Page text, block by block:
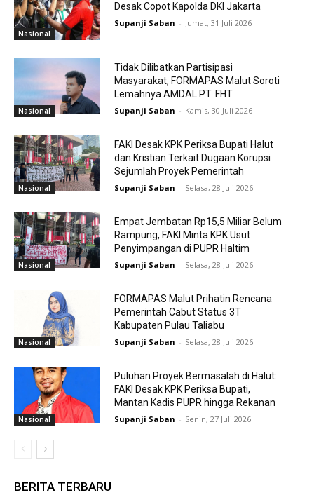
Nasional
Desak Copot Kapolda DKI Jakarta
Supanji Saban - Jumat, 31 Juli 2026
Nasional
Tidak Dilibatkan Partisipasi
Masyarakat, FORMAPAS Malut Soroti
Lemahnya AMDAL PT. FHT
Supanji Saban - Kamis, 30 Juli 2026
Nasional
FAKI Desak KPK Periksa Bupati Halut
dan Kristian Terkait Dugaan Korupsi
Sejumlah Proyek Pemerintah
Supanji Saban - Selasa, 28 Juli 2026
Nasional
Empat Jembatan Rp15,5 Miliar Belum
Rampung, FAKI Minta KPK Usut
Penyimpangan di PUPR Haltim
Supanji Saban - Selasa, 28 Juli 2026
Nasional
FORMAPAS Malut Prihatin Rencana
Pemerintah Cabut Status 3T
Kabupaten Pulau Taliabu
Supanji Saban - Selasa, 28 Juli 2026
Nasional
Puluhan Proyek Bermasalah di Halut:
FAKI Desak KPK Periksa Bupati,
Mantan Kadis PUPR hingga Rekanan
Supanji Saban - Senin, 27 Juli 2026
BERITA TERBARU